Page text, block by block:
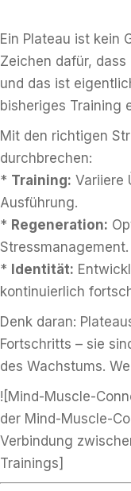
Ein Plateau ist kein
Zeichen dafür,
und das ist
bisheriges Training
Mit den richtigen
durchbrechen:
* Training: Variiere
Ausführung.
* Regeneration:
Stressmanagement.
* Identität:
kontinuierlich
Denk daran:
Fortschritts – sie
des Wachstums.
![Mind-Muscle-
der Mind-Muscle-
Verbindung
Trainings]